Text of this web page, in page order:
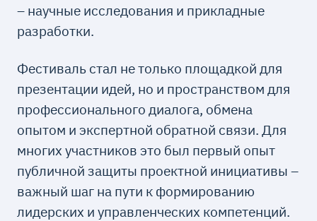
– научные исследования и прикладные
разработки.
Фестиваль стал не только площадкой для
презентации идей, но и пространством для
профессионального диалога, обмена
опытом и экспертной обратной связи. Для
многих участников это был первый опыт
публичной защиты проектной инициативы –
важный шаг на пути к формированию
лидерских и управленческих компетенций.